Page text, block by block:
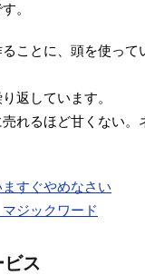
。
ことに、頭を使っ
返しています。
れるほど甘くない
すぐやめなさい
ジックワード
ス